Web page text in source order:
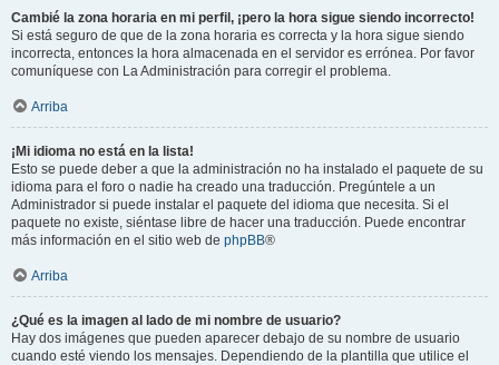
Cambié la zona horaria en mi perfil, ¡pero la hora sigue siendo incorrecto!
Si está seguro de que de la zona horaria es correcta y la hora sigue siendo
incorrecta, entonces la hora almacenada en el servidor es errónea. Por favor
comuníquese con La Administración para corregir el problema.
Arriba
¡Mi idioma no está en la lista!
Esto se puede deber a que la administración no ha instalado el paquete de su
idioma para el foro o nadie ha creado una traducción. Pregúntele a un
Administrador si puede instalar el paquete del idioma que necesita. Si el
paquete no existe, siéntase libre de hacer una traducción. Puede encontrar
más información en el sitio web de phpBB®
Arriba
¿Qué es la imagen al lado de mi nombre de usuario?
Hay dos imágenes que pueden aparecer debajo de su nombre de usuario
cuando esté viendo los mensajes. Dependiendo de la plantilla que utilice el